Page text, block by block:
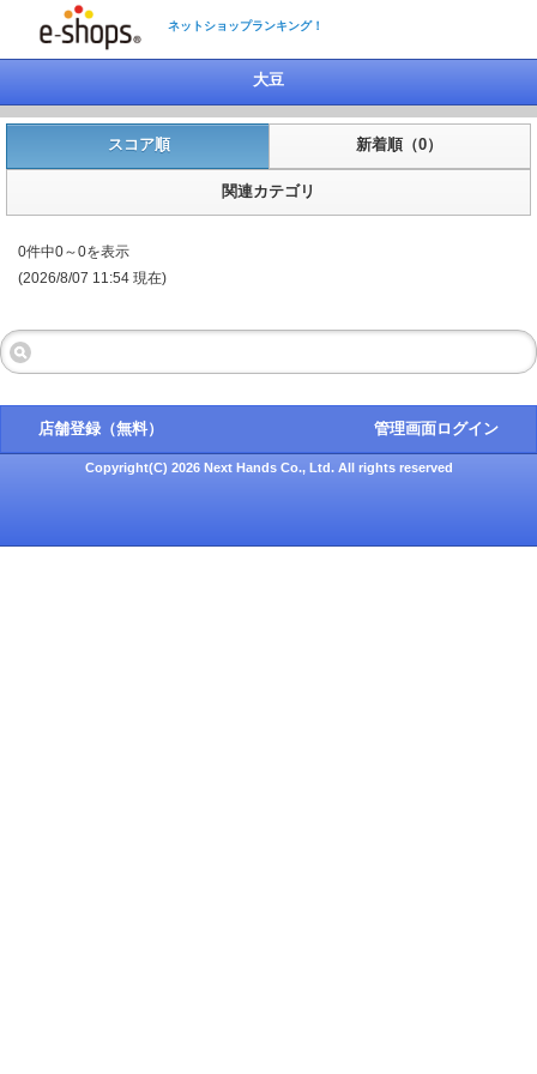
ネットショップランキング！
大豆
スコア順 新着順（0）
関連カテゴリ
0件中0～0を表示
(2026/8/07 11:54 現在)
店舗登録（無料） 管理画面ログイン
Copyright(C) 2026 Next Hands Co., Ltd. All rights reserved